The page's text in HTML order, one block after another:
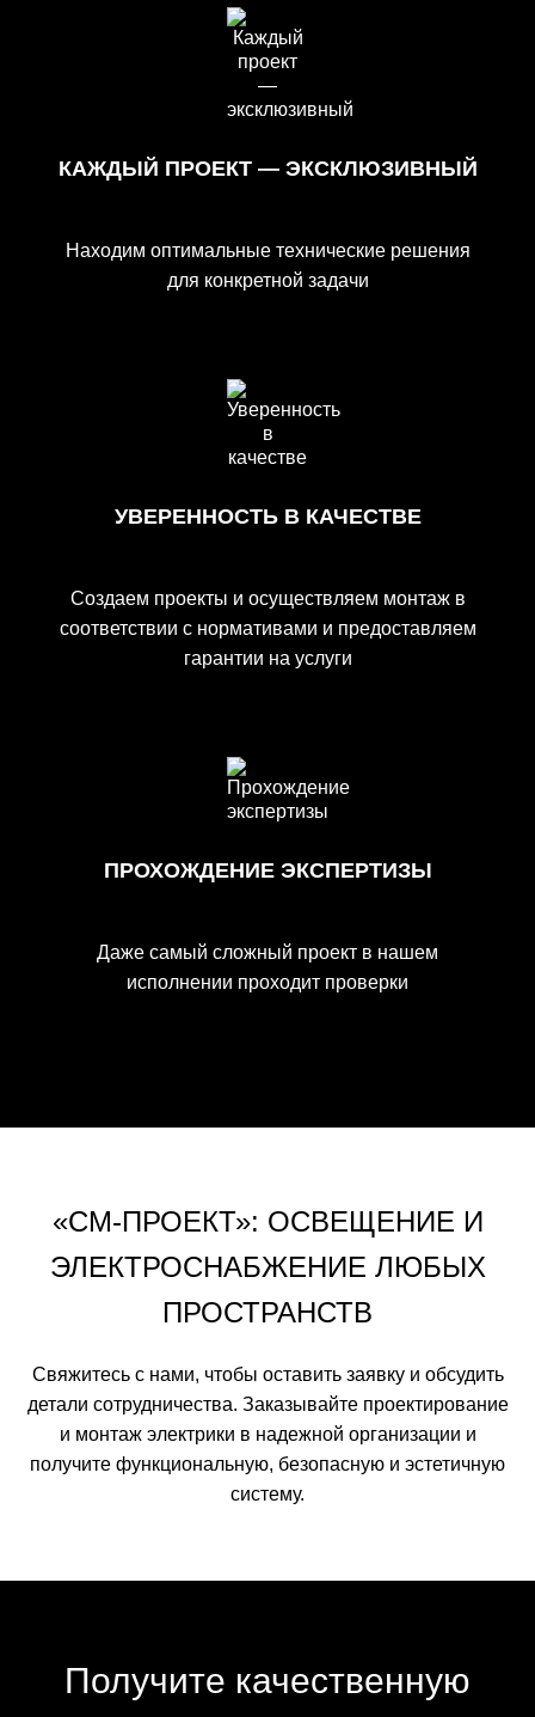
КАЖДЫЙ ПРОЕКТ — ЭКСКЛЮЗИВНЫЙ
Находим оптимальные технические решения
для конкретной задачи
УВЕРЕННОСТЬ В КАЧЕСТВЕ
Создаем проекты и осуществляем монтаж в
соответствии с нормативами и предоставляем
гарантии на услуги
ПРОХОЖДЕНИЕ ЭКСПЕРТИЗЫ
Даже самый сложный проект в нашем
исполнении проходит проверки
«СМ-ПРОЕКТ»: ОСВЕЩЕНИЕ И
ЭЛЕКТРОСНАБЖЕНИЕ ЛЮБЫХ
ПРОСТРАНСТВ
Свяжитесь с нами, чтобы оставить заявку и обсудить
детали сотрудничества. Заказывайте проектирование
и монтаж электрики в надежной организации и
получите функциональную, безопасную и эстетичную
систему.
Получите качественную